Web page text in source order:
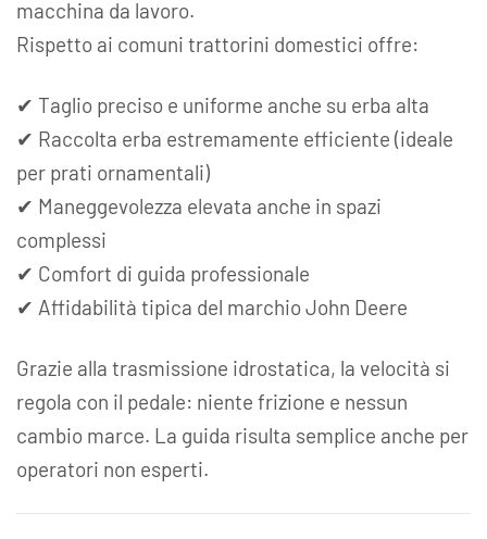
macchina da lavoro.
Rispetto ai comuni trattorini domestici offre:
✔ Taglio preciso e uniforme anche su erba alta
✔ Raccolta erba estremamente efficiente (ideale
per prati ornamentali)
✔ Maneggevolezza elevata anche in spazi
complessi
✔ Comfort di guida professionale
✔ Affidabilità tipica del marchio John Deere
Grazie alla trasmissione idrostatica, la velocità si
regola con il pedale: niente frizione e nessun
cambio marce. La guida risulta semplice anche per
operatori non esperti.